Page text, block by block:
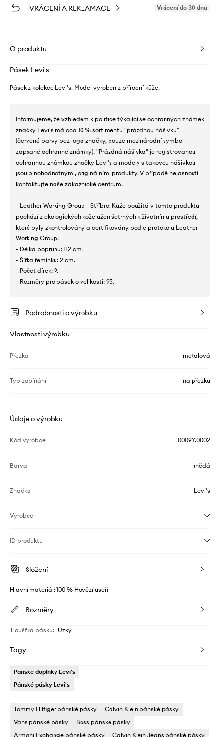
VRÁCENÍ A REKLAMACE Vrácení do 30 dnů
O produktu
Pásek Levi's
Pásek z kolekce Levi's. Model vyroben z přírodní kůže.
Informujeme, že vzhledem k politice týkající se ochranných známek
značky Levi's má cca 10 % sortimentu "prázdnou nášivku"
(červené barvy bez loga značky, pouze mezinárodní symbol
zapsané ochranné známky). "Prázdná nášivka" je registrovanou
ochrannou známkou značky Levi's a modely s takovou nášivkou
jsou plnohodnotnými, originálními produkty. V případě nejasností
kontaktujte naše zákaznické centrum.
- Leather Working Group - Stříbro. Kůže použitá v tomto produktu
pochází z ekologických koželužen šetrných k životnímu prostředí,
které byly zkontrolovány a certifikovány podle protokolu Leather
Working Group.
- Délka popruhu: 112 cm.
- Šířka řemínku: 2 cm.
- Počet dírek: 9.
- Rozměry pro pásek o velikosti: 95.
Podrobnosti o výrobku
Vlastnosti výrobku
Přezka metalová
Typ zapínání na přezku
Údaje o výrobku
Kód výrobce 0009Y.0002
Barva hnědá
Značka Levi's
Výrobce
ID produktu
Složení
Hlavní materiál: 100 % Hovězí useň
Rozměry
Tloušťka pásku: Úzký
Tagy
Pánské doplňky Levi's
Pánské pásky Levi's
Tommy Hilfiger pánské pásky
Calvin Klein pánské pásky
Vans pánské pásky
Boss pánské pásky
Armani Exchange pánské pásky
Calvin Klein Jeans pánské pásky